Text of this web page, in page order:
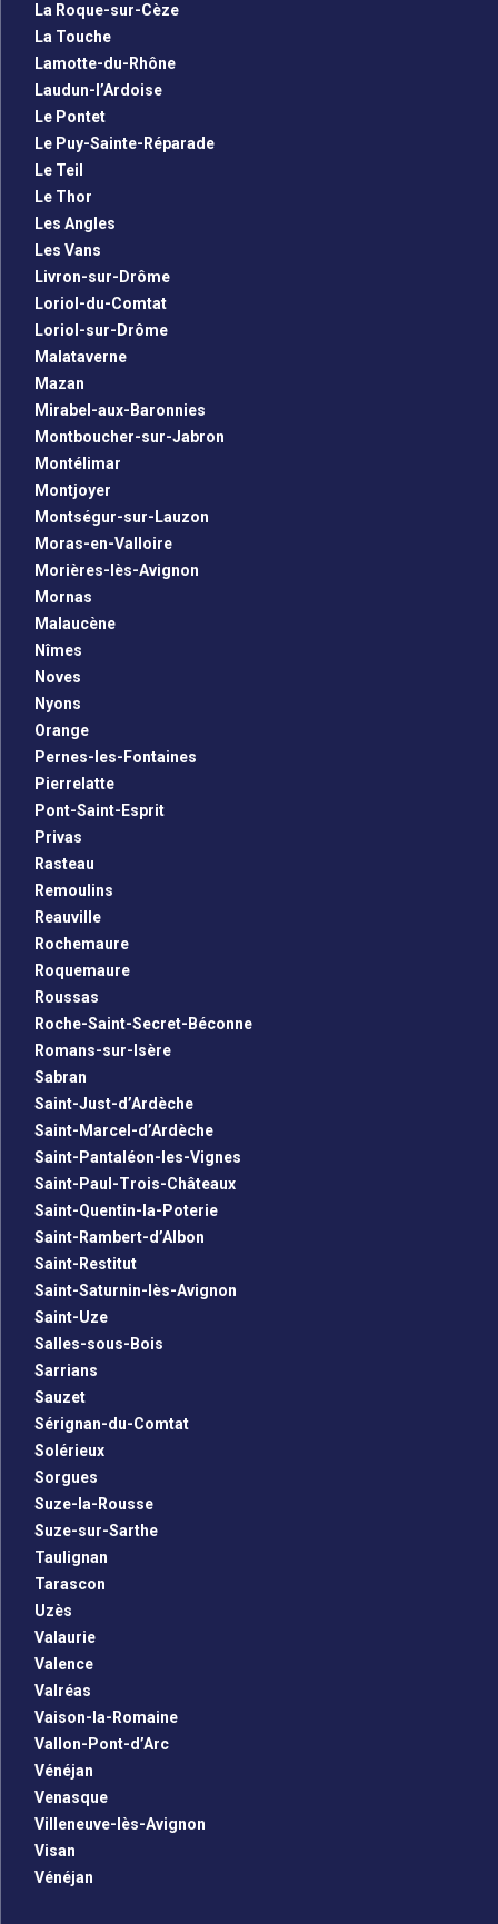
La Roque-sur-Cèze
La Touche
Lamotte-du-Rhône
Laudun-l’Ardoise
Le Pontet
Le Puy-Sainte-Réparade
Le Teil
Le Thor
Les Angles
Les Vans
Livron-sur-Drôme
Loriol-du-Comtat
Loriol-sur-Drôme
Malataverne
Mazan
Mirabel-aux-Baronnies
Montboucher-sur-Jabron
Montélimar
Montjoyer
Montségur-sur-Lauzon
Moras-en-Valloire
Morières-lès-Avignon
Mornas
Malaucène
Nîmes
Noves
Nyons
Orange
Pernes-les-Fontaines
Pierrelatte
Pont-Saint-Esprit
Privas
Rasteau
Remoulins
Reauville
Rochemaure
Roquemaure
Roussas
Roche-Saint-Secret-Béconne
Romans-sur-Isère
Sabran
Saint-Just-d’Ardèche
Saint-Marcel-d’Ardèche
Saint-Pantaléon-les-Vignes
Saint-Paul-Trois-Châteaux
Saint-Quentin-la-Poterie
Saint-Rambert-d’Albon
Saint-Restitut
Saint-Saturnin-lès-Avignon
Saint-Uze
Salles-sous-Bois
Sarrians
Sauzet
Sérignan-du-Comtat
Solérieux
Sorgues
Suze-la-Rousse
Suze-sur-Sarthe
Taulignan
Tarascon
Uzès
Valaurie
Valence
Valréas
Vaison-la-Romaine
Vallon-Pont-d’Arc
Vénéjan
Venasque
Villeneuve-lès-Avignon
Visan
Vénéjan